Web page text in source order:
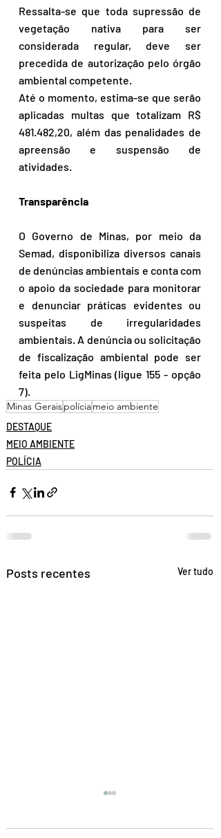
Ressalta-se que toda supressão de
vegetação nativa para ser
considerada regular, deve ser
precedida de autorização pelo órgão
ambiental competente.
Até o momento, estima-se que serão
aplicadas multas que totalizam R$
481.482,20, além das penalidades de
apreensão e suspensão de
atividades.
Transparência
O Governo de Minas, por meio da
Semad, disponibiliza diversos canais
de denúncias ambientais e conta com
o apoio da sociedade para monitorar
e denunciar práticas evidentes ou
suspeitas de irregularidades
ambientais. A denúncia ou solicitação
de fiscalização ambiental pode ser
feita pelo LigMinas (ligue 155 - opção
7).
Minas Geraispolíciameio ambiente
DESTAQUE
MEIO AMBIENTE
POLÍCIA
Posts recentes Ver tudo